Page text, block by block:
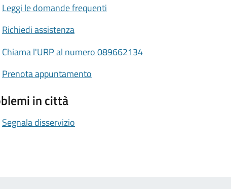
Leggi le domande frequenti
Richiedi assistenza
Chiama l'URP al numero 089662134
Prenota appuntamento
in città
Segnala disservizio